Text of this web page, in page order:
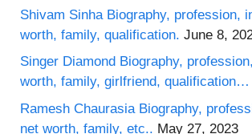
Shivam Sinha Biography, profession,
worth, family, qualification. June 8,
Singer Diamond Biography,
worth, family, girlfriend, qualification…
Ramesh Chaurasia Biography,
net worth, family, etc.. May 27, 2023